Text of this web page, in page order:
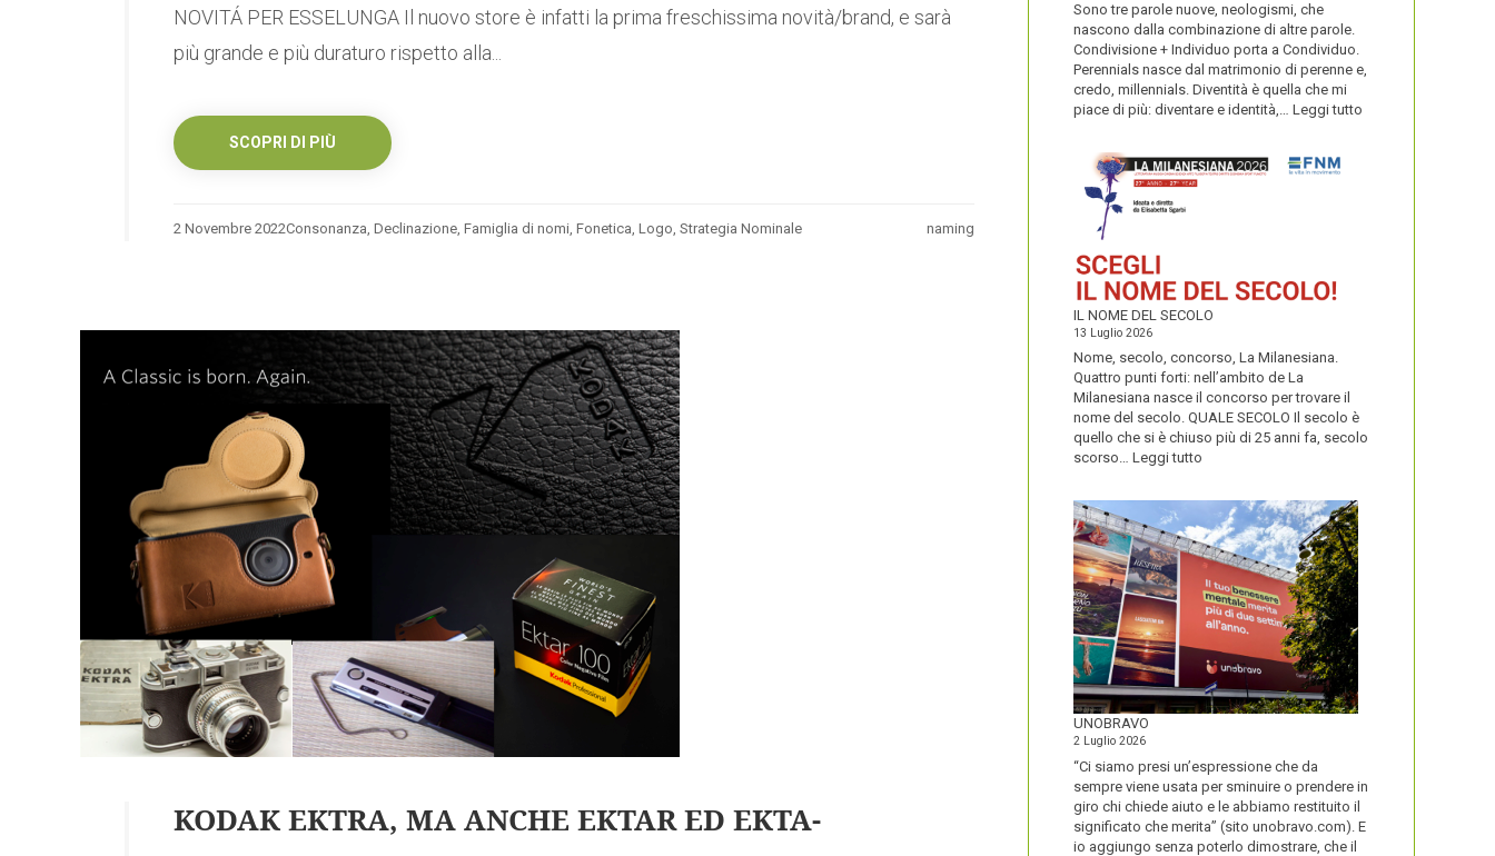
NOVITÁ PER ESSELUNGA Il nuovo store è infatti la prima freschissima novità/brand, e sarà
più grande e più duraturo rispetto alla...
SCOPRI DI PIÙ
2 Novembre 2022 naming
Consonanza, Declinazione, Famiglia di nomi, Fonetica, Logo, Strategia Nominale
KODAK EKTRA, MA ANCHE EKTAR ED EKTA-
Sono tre parole nuove, neologismi, che
nascono dalla combinazione di altre parole.
Condivisione + Individuo porta a Condividuo.
Perennials nasce dal matrimonio di perenne e,
credo, millennials. Diventità è quella che mi
piace di più: diventare e identità,… Leggi tutto
IL NOME DEL SECOLO
13 Luglio 2026
Nome, secolo, concorso, La Milanesiana.
Quattro punti forti: nell’ambito de La
Milanesiana nasce il concorso per trovare il
nome del secolo. QUALE SECOLO Il secolo è
quello che si è chiuso più di 25 anni fa, secolo
scorso… Leggi tutto
NOME
DEL
SECOLO
UNOBRAVO
2 Luglio 2026
“Ci siamo presi un’espressione che da
sempre viene usata per sminuire o prendere in
giro chi chiede aiuto e le abbiamo restituito il
significato che merita” (sito unobravo.com). E
io aggiungo senza poterlo dimostrare, che il